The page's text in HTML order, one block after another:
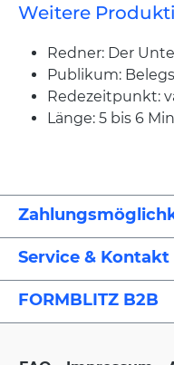
Weitere
Redner: Der
Publikum:
Redezeitpunkt:
Länge: 5 bis 6
Service & Kontakt
FORMBLITZ B2B